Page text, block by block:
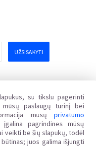
su tikslu pagerinti
paslaugų turinį bei
mūsų privatumo
pagrindines mūsų
veikti be šių slapukų, todėl
juos galima išjungti
UŽSISAKYTI